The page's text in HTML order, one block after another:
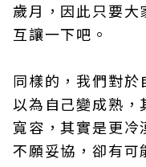
歲月，因此只要
互讓一下吧。
同樣的，我們對於
以為自己變成熟，
寬容，其實是更冷
不願妥協，卻有可